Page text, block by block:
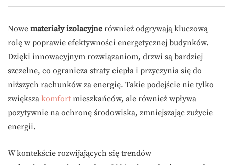
Nowe materiały izolacyjne również odgrywają kluczową
rolę w poprawie efektywności energetycznej budynków.
Dzięki innowacyjnym rozwiązaniom, drzwi są bardziej
szczelne, co ogranicza straty ciepła i przyczynia się do
niższych rachunków za energię. Takie podejście nie tylko
zwiększa komfort mieszkańców, ale również wpływa
pozytywnie na ochronę środowiska, zmniejszając zużycie
energii.
W kontekście rozwijających się trendów